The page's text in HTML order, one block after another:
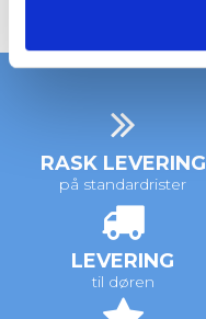
RASK LEVERING
på standardrister
LEVERING
til døren